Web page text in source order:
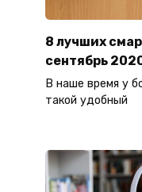
8 лучших
сентябрь
В наше время у
такой удобный